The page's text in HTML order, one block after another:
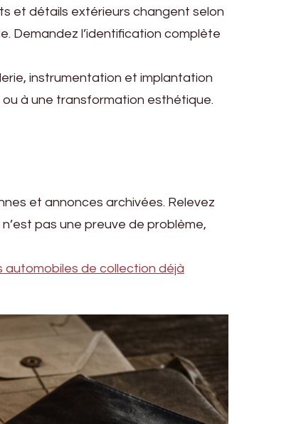
et détails extérieurs changent selon
Demandez l’identification complète
instrumentation et implantation
à une transformation esthétique.
et annonces archivées. Relevez
pas une preuve de problème,
automobiles de collection déjà